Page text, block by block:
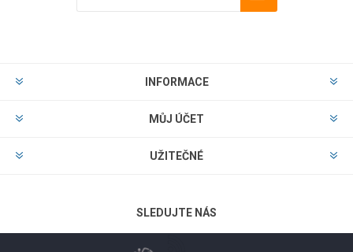
INFORMACE
MŮJ ÚČET
UŽITEČNÉ
SLEDUJTE NÁS